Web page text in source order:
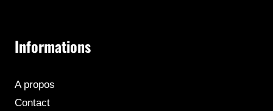
Informations
A propos
Contact